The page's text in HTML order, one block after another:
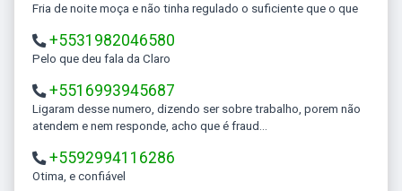
Fria de noite moça e não tinha regulado o suficiente que o que
+5531982046580
Pelo que deu fala da Claro
+5516993945687
Ligaram desse numero, dizendo ser sobre trabalho, porem não
atendem e nem responde, acho que é fraud...
+5592994116286
Otima, e confiável